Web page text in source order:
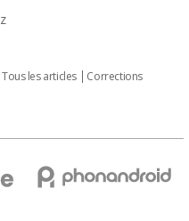
z
Tous les articles
Corrections